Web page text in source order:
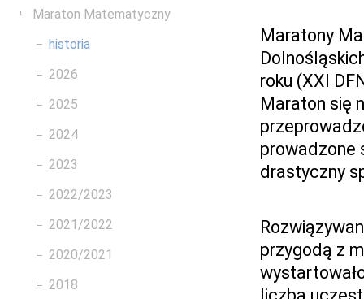
Maraton Matematyczny
historia
2026
2025
2024
2023
2022/2023
2021/2022
2020/2021
2018
Maratony
roku (XXI
Maraton się
prowadzone
drastyczny
przygodą z